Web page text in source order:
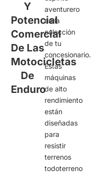
Y
Potencial
Comercial
De Las
Motocicletas
De
Enduro
aventurero
en la
colección
de tu
concesionario.
Estas
máquinas
de alto
rendimiento
están
diseñadas
para
resistir
terrenos
todoterreno